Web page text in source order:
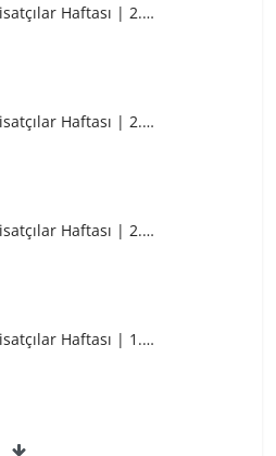
Haftası | 2.…
Haftası | 2.…
Haftası | 2.…
Haftası | 1.…
Haftası | 1.…